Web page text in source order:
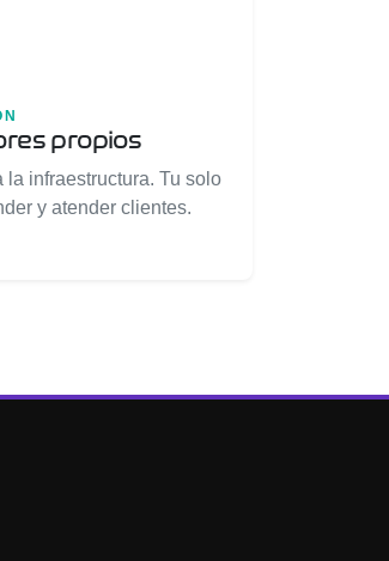
propios
la infraestructura. Tu solo
y atender clientes.